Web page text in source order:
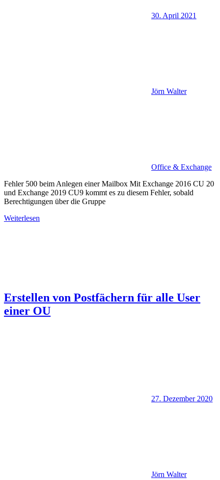
30. April 2021
Jörn Walter
Office & Exchange
Fehler 500 beim Anlegen einer Mailbox Mit Exchange 2016 CU 20
und Exchange 2019 CU9 kommt es zu diesem Fehler, sobald
Berechtigungen über die Gruppe
Weiterlesen
Erstellen von Postfächern für alle User
einer OU
27. Dezember 2020
Jörn Walter